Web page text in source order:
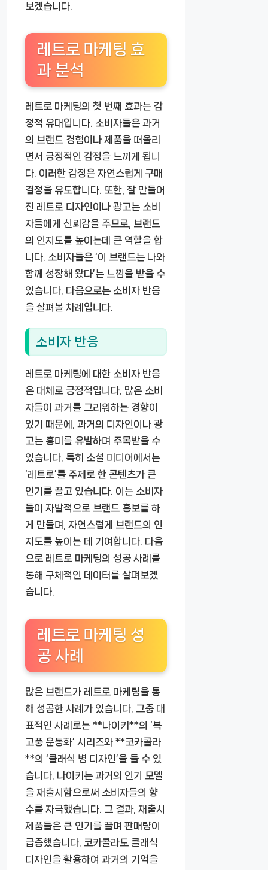
보겠습니다.
레트로 마케팅 효
과 분석
레트로 마케팅의 첫 번째 효과는 감
정적 유대입니다. 소비자들은 과거
의 브랜드 경험이나 제품을 떠올리
면서 긍정적인 감정을 느끼게 됩니
다. 이러한 감정은 자연스럽게 구매
결정을 유도합니다. 또한, 잘 만들어
진 레트로 디자인이나 광고는 소비
자들에게 신뢰감을 주므로, 브랜드
의 인지도를 높이는데 큰 역할을 합
니다. 소비자들은 ‘이 브랜드는 나와
함께 성장해 왔다’는 느낌을 받을 수
있습니다. 다음으로는 소비자 반응
을 살펴볼 차례입니다.
소비자 반응
레트로 마케팅에 대한 소비자 반응
은 대체로 긍정적입니다. 많은 소비
자들이 과거를 그리워하는 경향이
있기 때문에, 과거의 디자인이나 광
고는 흥미를 유발하며 주목받을 수
있습니다. 특히 소셜 미디어에서는
‘레트로’를 주제로 한 콘텐츠가 큰
인기를 끌고 있습니다. 이는 소비자
들이 자발적으로 브랜드 홍보를 하
게 만들며, 자연스럽게 브랜드의 인
지도를 높이는 데 기여합니다. 다음
으로 레트로 마케팅의 성공 사례를
통해 구체적인 데이터를 살펴보겠
습니다.
레트로 마케팅 성
공 사례
많은 브랜드가 레트로 마케팅을 통
해 성공한 사례가 있습니다. 그중 대
표적인 사례로는 **나이키**의 ‘복
고풍 운동화’ 시리즈와 **코카콜라
**의 ‘클래식 병 디자인’을 들 수 있
습니다. 나이키는 과거의 인기 모델
을 재출시함으로써 소비자들의 향
수를 자극했습니다. 그 결과, 재출시
제품들은 큰 인기를 끌며 판매량이
급증했습니다. 코카콜라도 클래식
디자인을 활용하여 과거의 기억을